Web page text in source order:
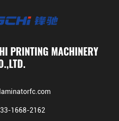
PRINTING MACHINERY
1668-2162